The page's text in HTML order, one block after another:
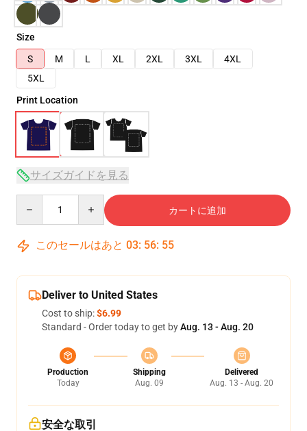
Size
S
M L XL 2XL 3XL
4XL
5XL
Print Location
サイズガイドを見る
カートに追加
このセールはあと 03: 56: 54
Deliver to United States
Cost to ship:$6.99
Standard - Order today to get byAug. 13 - Aug. 20
Production
Today
Shipping
Aug. 09
Delivered
Aug. 13 - Aug. 20
安全な取引